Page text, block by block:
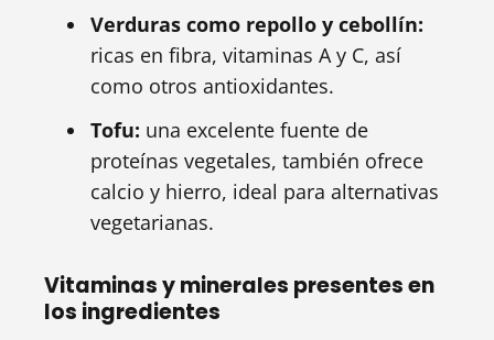
Verduras como repollo y cebollín:
ricas en fibra, vitaminas A y C, así
como otros antioxidantes.
Tofu: una excelente fuente de
proteínas vegetales, también ofrece
calcio y hierro, ideal para alternativas
vegetarianas.
Vitaminas y minerales presentes en
los ingredientes